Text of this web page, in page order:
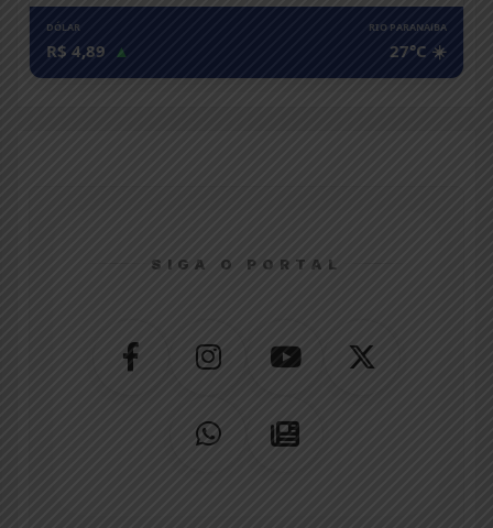
DÓLAR
R$ 4,89 ▲
RIO PARANAíBA
27°C ☀️
SIGA O PORTAL